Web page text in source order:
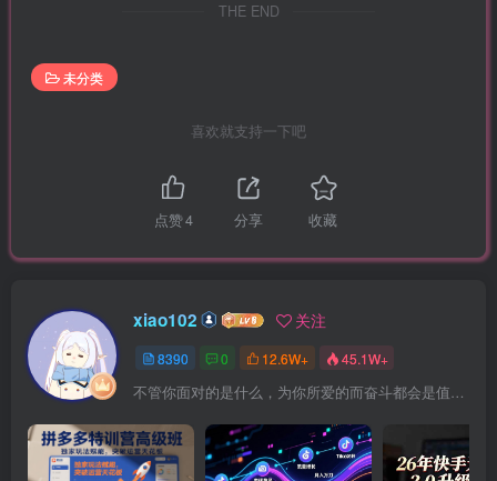
THE END
未分类
喜欢就支持一下吧
点赞4 分享 收藏
xiao102 关注
8390 0 12.6W+ 45.1W+
不管你面对的是什么，为你所爱的而奋斗都会是值得的